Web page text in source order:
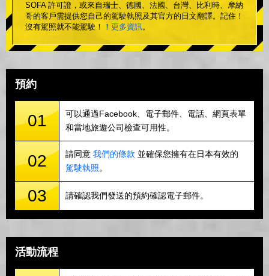
SOFA 許可證，或來自瑞士、德國、法國、台灣、比利時、摩納
哥的客戶需提供您自己的駕駛執照及其官方的日文翻譯。記住！
沒有駕照就不能駕駛！！ 更多資訊。
預約
01
可以通過Facebook、電子郵件、電話、網頁表單
和當地旅遊公司檢查可用性。
02 請同意 我們的條款 並確保您擁有在日本有效的
駕駛執照。
03 請確認我們發送的預約確認電子郵件。
活動流程